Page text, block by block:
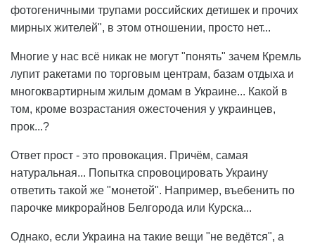
фотогеничными трупами российских детишек и прочих
мирных жителей", в этом отношении, просто нет...
Многие у нас всё никак не могут "понять" зачем Кремль
лупит ракетами по торговым центрам, базам отдыха и
многоквартирным жилым домам в Украине... Какой в
том, кроме возрастания ожесточения у украинцев,
прок...?
Ответ прост - это провокация. Причём, самая
натуральная... Попытка спровоцировать Украину
ответить такой же "монетой". Например, въебенить по
парочке микрорайнов Белгорода или Курска...
Однако, если Украина на такие вещи "не ведётся", а